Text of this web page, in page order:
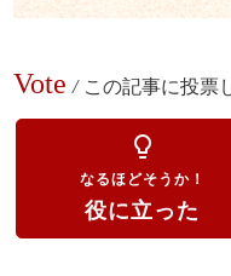
Vote / この記事に投票
lightbulb_outline
なるほどそうか！
役に立った